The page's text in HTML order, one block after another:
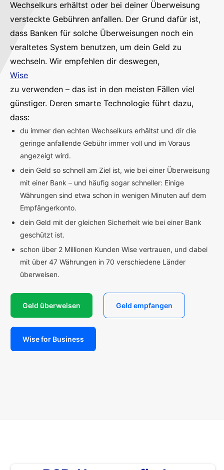
Wechselkurs erhältst oder bei deiner Überweisung
versteckte Gebühren anfallen. Der Grund dafür ist,
dass Banken für solche Überweisungen noch ein
veraltetes System benutzen, um dein Geld zu
wechseln. Wir empfehlen dir deswegen,
Wise
zu verwenden – das ist in den meisten Fällen viel
günstiger. Deren smarte Technologie führt dazu,
dass:
du immer den echten Wechselkurs erhältst und dir die
geringe anfallende Gebühr immer voll und im Voraus
angezeigt wird.
dein Geld so schnell am Ziel ist, wie bei einer Überweisung
mit einer Bank – und häufig sogar schneller: Einige
Währungen sind etwa schon in wenigen Minuten auf dem
Empfängerkonto.
dein Geld mit der gleichen Sicherheit wie bei einer Bank
geschützt ist.
schon über 2 Millionen Kunden Wise vertrauen, und dabei
mit über 47 Währungen in 70 verschiedene Länder
überweisen.
Geld überweisen Geld empfangen
Wise for Business